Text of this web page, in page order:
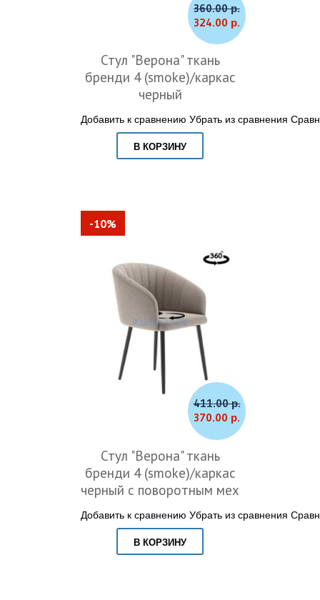
360.00 р.
324.00 р.
Стул "Верона" ткань
бренди 4 (smoke)/каркас
черный
Добавить к сравнению Убрать из сравнения
В КОРЗИНУ
411.00 р.
370.00 р.
-10%
Стул "Верона" ткань
бренди 4 (smoke)/каркас
черный с поворотным мех
Добавить к сравнению Убрать из сравнения
В КОРЗИНУ